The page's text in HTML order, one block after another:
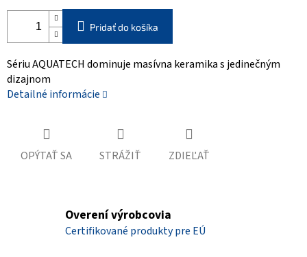
Pridať do košíka
Sériu AQUATECH dominuje masívna keramika s jedinečným
dizajnom
Detailné informácie
OPÝTAŤ SA STRÁŽIŤ ZDIEĽAŤ
Overení výrobcovia
Certifikované produkty pre EÚ